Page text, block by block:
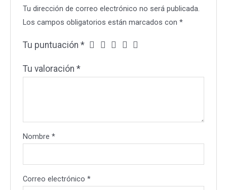
Tu dirección de correo electrónico no será publicada.
Los campos obligatorios están marcados con*
Tu puntuación*
Tu valoración*
Nombre*
Correo electrónico*